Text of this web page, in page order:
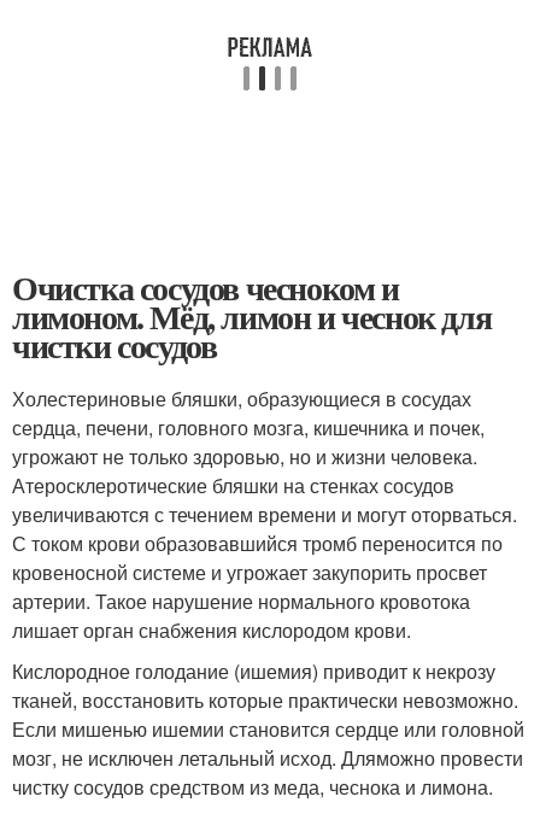
Очистка сосудов чесноком и
лимоном. Мёд, лимон и чеснок для
чистки сосудов
Холестериновые бляшки, образующиеся в сосудах
сердца, печени, головного мозга, кишечника и почек,
угрожают не только здоровью, но и жизни человека.
Атеросклеротические бляшки на стенках сосудов
увеличиваются с течением времени и могут оторваться.
С током крови образовавшийся тромб переносится по
кровеносной системе и угрожает закупорить просвет
артерии. Такое нарушение нормального кровотока
лишает орган снабжения кислородом крови.
Кислородное голодание (ишемия) приводит к некрозу
тканей, восстановить которые практически невозможно.
Если мишенью ишемии становится сердце или головной
мозг, не исключен летальный исход. Дляможно провести
чистку сосудов средством из меда, чеснока и лимона.